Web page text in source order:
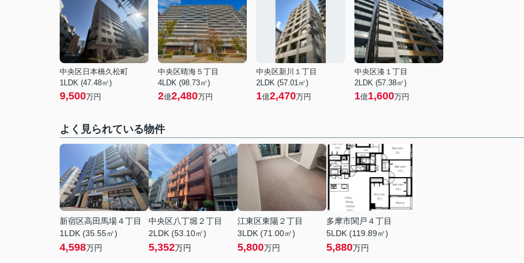
中央区日本橋久松町
1LDK (47.48㎡)
9,500万円
中央区晴海５丁目
4LDK (98.73㎡)
2億2,480万円
中央区新川１丁目
2LDK (57.01㎡)
1億2,470万円
中央区湊１丁目
2LDK (57.38㎡)
1億1,600万円
よく見られている物件
新宿区高田馬場４丁目
1LDK (35.55㎡)
4,598万円
中央区八丁堀２丁目
2LDK (53.10㎡)
5,352万円
江東区東陽２丁目
3LDK (71.00㎡)
5,800万円
多摩市関戸４丁目
5LDK (119.89㎡)
5,880万円